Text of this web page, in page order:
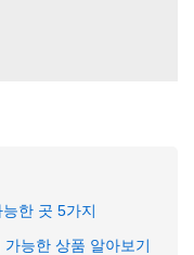
한 곳 5가지
능한 상품 알아보기